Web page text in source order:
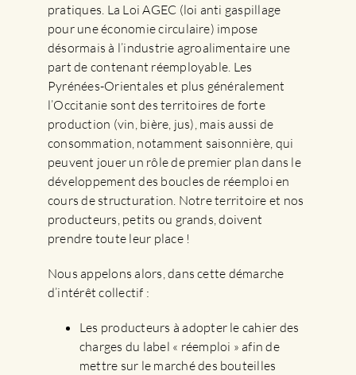
pratiques. La Loi AGEC (loi anti gaspillage
pour une économie circulaire) impose
désormais à l’industrie agroalimentaire une
part de contenant réemployable. Les
Pyrénées-Orientales et plus généralement
l’Occitanie sont des territoires de forte
production (vin, bière, jus), mais aussi de
consommation, notamment saisonnière, qui
peuvent jouer un rôle de premier plan dans le
développement des boucles de réemploi en
cours de structuration. Notre territoire et nos
producteurs, petits ou grands, doivent
prendre toute leur place !
Nous appelons alors, dans cette démarche
d’intérêt collectif :
Les producteurs à adopter le cahier des
charges du label « réemploi » afin de
mettre sur le marché des bouteilles